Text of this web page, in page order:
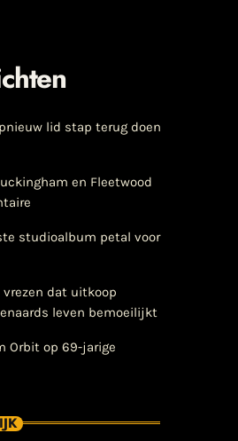
lid stap terug doen
en Fleetwood
studioalbum petal voor
vrezen dat uitkoop
leven bemoeilijkt
Orbit op 69-jarige